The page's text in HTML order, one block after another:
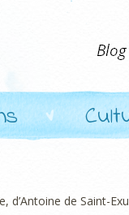
d’Antoine de Saint-